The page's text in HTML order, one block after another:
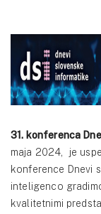
31. konferenca
maja 2024, je
konference Dnevi
inteligenco
kvalitetnimi